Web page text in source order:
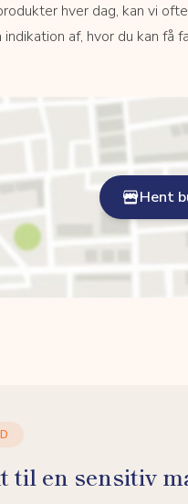
hver dag, kan vi
af, hvor du kan få
Hent
til en sensitiv